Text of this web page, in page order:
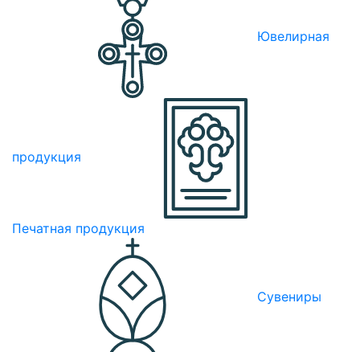
Ювелирная
продукция
Печатная продукция
Сувениры